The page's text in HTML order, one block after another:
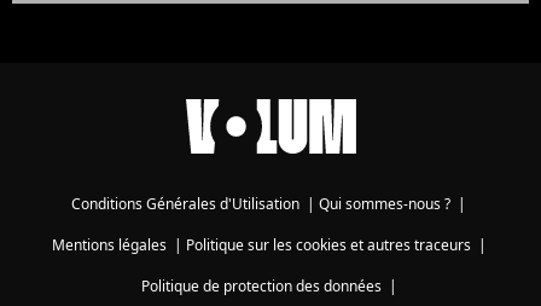
Conditions Générales d'Utilisation | Qui sommes-nous ? |
Mentions légales| Politique sur les cookies et autres traceurs|
Politique de protection des données|